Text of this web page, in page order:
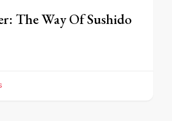
The Way Of Sushido